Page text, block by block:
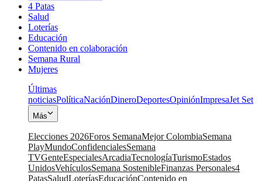
4 Patas
Salud
Loterías
Educación
Contenido en colaboración
Semana Rural
Mujeres
Últimas
noticiasPolíticaNaciónDineroDeportesOpiniónImpresaJet Set
Más
Elecciones 2026Foros SemanaMejor ColombiaSemana
PlayMundoConfidencialesSemana
TVGenteEspecialesArcadiaTecnologíaTurismoEstados
UnidosVehículosSemana SostenibleFinanzas Personales4
PatasSaludLoteríasEducaciónContenido en